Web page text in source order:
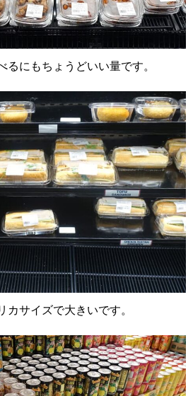
るにもちょうどいい量です。
カサイズで大きいです。